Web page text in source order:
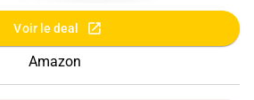
Voir le deal
Amazon